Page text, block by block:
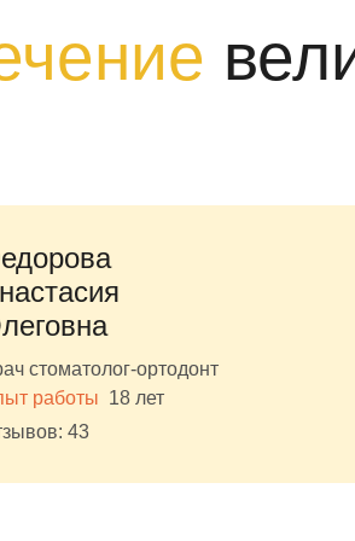
стоматолог-ортодонт
работы 18 лет
43